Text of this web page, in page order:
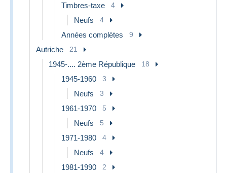
Timbres-taxe 4
Neufs 4
Années complètes 9
Autriche 21
1945-.... 2ème République 18
1945-1960 3
Neufs 3
1961-1970 5
Neufs 5
1971-1980 4
Neufs 4
1981-1990 2